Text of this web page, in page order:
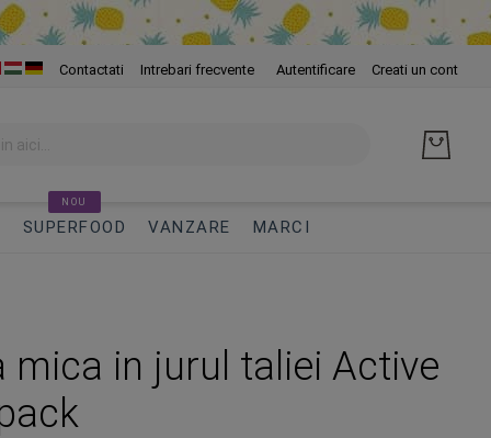
to
Contactati Intrebari frecvente Autentificare Creati un cont
SUPERFOOD
NOU
VANZARE MARCI
mica in jurul taliei Active